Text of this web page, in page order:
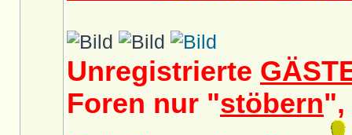
Unregistrierte
Foren nur "stöbern",